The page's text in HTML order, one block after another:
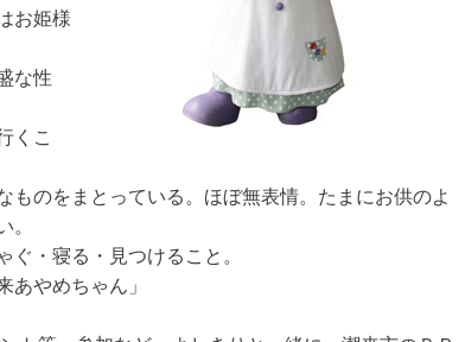
お姫様
な性
くこ
ものをまとっている。ほぼ無表情。たまにお供のよ
。
ぐ・寝る・見つけること。
あやめちゃん」